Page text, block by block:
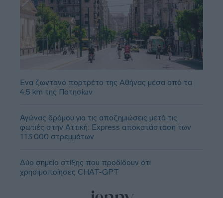
Ένα ζωντανό πορτρέτο της Αθήνας μέσα από τα
4,5 km της Πατησίων
Αγώνας δρόμου για τις αποζημιώσεις μετά τις
φωτιές στην Αττική: Express αποκατάσταση των
113.000 στρεμμάτων
Δύο σημείο στίξης που προδίδουν ότι
χρησιμοποίησες CHAT-GPT